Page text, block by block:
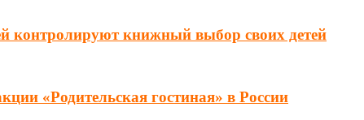
контролируют книжный выбор своих детей
«Родительская гостиная» в России